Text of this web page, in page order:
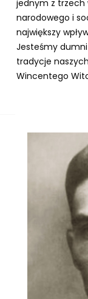
jednym z trzech
narodowego i
największy
Jesteśmy
tradycje
Wincentego